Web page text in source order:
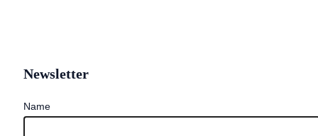
Newsletter
Name